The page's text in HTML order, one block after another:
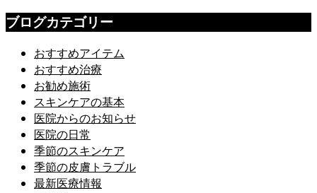
ブログカテゴリー
おすすめアイテム
おすすめ治療
お勧め施術
スキンケアの基本
医院からのお知らせ
医院の日常
季節のスキンケア
季節の皮膚トラブル
最新医療情報